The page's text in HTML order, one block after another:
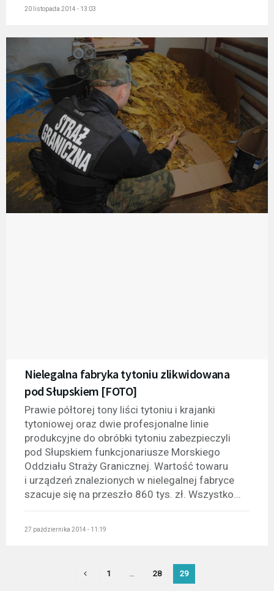
20 listopada 2014 - 13:03
Nielegalna fabryka tytoniu zlikwidowana
pod Słupskiem [FOTO]
Prawie półtorej tony liści tytoniu i krajanki
tytoniowej oraz dwie profesjonalne linie
produkcyjne do obróbki tytoniu zabezpieczyli
pod Słupskiem funkcjonariusze Morskiego
Oddziału Straży Granicznej. Wartość towaru
i urządzeń znalezionych w nielegalnej fabryce
szacuje się na przeszło 860 tys. zł. Wszystko...
27 października 2014 - 11:19
1 28 29